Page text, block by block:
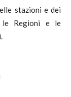
stazioni e dei
le Regioni e le